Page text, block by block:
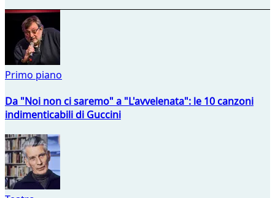
Primo piano
Da "Noi non ci saremo" a "L'avvelenata": le 10 canzoni
indimenticabili di Guccini